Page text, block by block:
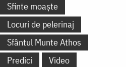
Sfinte moaște
Locuri de pelerinaj
Sfântul Munte Athos
Predici
Video